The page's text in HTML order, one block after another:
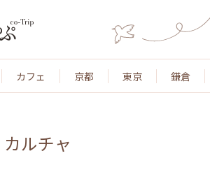
カフェ 京都 東京 鎌倉
ルチャ